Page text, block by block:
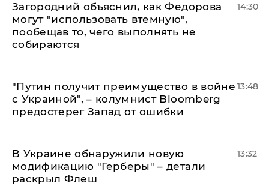
Загородний объяснил, как Федорова
могут "использовать втемную",
пообещав то, чего выполнять не
собираются
14:30
"Путин получит преимущество в войне
с Украиной", – колумнист Bloomberg
предостерег Запад от ошибки
13:48
В Украине обнаружили новую
модификацию "Герберы" – детали
раскрыл Флеш
13:32